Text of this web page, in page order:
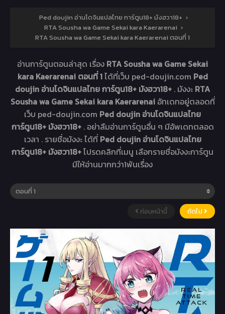
Ped doujin อ่านโดจินแปลไทย การ์ตูน18+ มังฮวา18+ ›
RTA Sousha wa Game Sekai kara Kaerarenai ›
RTA Sousha wa Game Sekai kara Kaerarenai ตอนที่ 1
อ่านการ์ตูนตอนล่าสุด เรื่อง RTA Sousha wa Game Sekai
kara Kaerarenai ตอนที่ 1ได้ที่เว็บ ped-doujin.com Ped
doujin อ่านโดจินแปลไทย การ์ตูน18+ มังฮวา18+ . มังงะ RTA
Sousha wa Game Sekai kara Kaerarenai อัทเดทอยู่ตลอดที่
เว็บ ped-doujin.com Ped doujin อ่านโดจินแปลไทย
การ์ตูน18+ มังฮวา18+ . อย่าลืมอ่านการ์ตูนอื่น ๆ มีอัพเดทตลอด
เวลา . รายชื่อมังงะ ได้ที่ Ped doujin อ่านโดจินแปลไทย
การ์ตูน18+ มังฮวา18+โปรดคลิกที่เมนู เลือกรายชื่อมังงะการ์ตูน
มีให้อ่านมากกว่า1พันเรื่อง
ก่อนหน้านี้ ถัดไป